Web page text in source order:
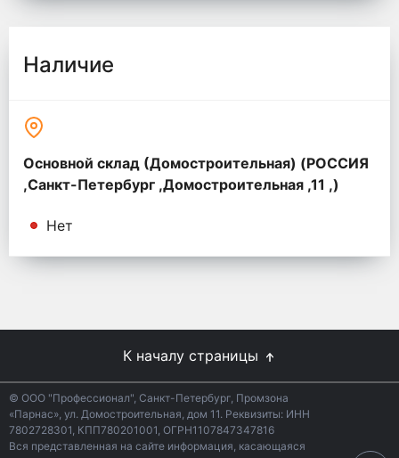
Наличие
Основной склад (Домостроительная) (РОССИЯ
,Санкт-Петербург ,Домостроительная ,11 ,)
Нет
К началу страницы
© ООО "Профессионал", Санкт-Петербург, Промзона
«Парнас», ул. Домостроительная, дом 11. Реквизиты: ИНН
7802728301, КПП780201001, ОГРН1107847347816
Вся представленная на сайте информация, касающаяся